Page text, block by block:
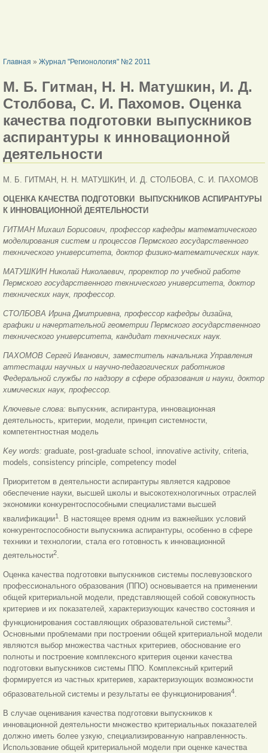
ВЫ ЗДЕСЬ
Главная » Журнал "Регионология" №2 2011
М. Б. Гитман, Н. Н. Матушкин, И. Д.
Столбова, С. И. Пахомов. Оценка
качества подготовки выпускников
аспирантуры к инновационной
деятельности
М. Б. ГИТМАН, Н. Н. МАТУШКИН, И. Д. СТОЛБОВА, С. И. ПАХОМОВ
ОЦЕНКА КАЧЕСТВА ПОДГОТОВКИ
ВЫПУСКНИКОВ АСПИРАНТУРЫ
К ИННОВАЦИОННОЙ ДЕЯТЕЛЬНОСТИ
ГИТМАН Михаил Борисович, профессор кафедры математического
моделирования систем и процессов Пермского государственного
технического университета, доктор физико-математических наук.
МАТУШКИН Николай Николаевич, проректор по учебной работе
Пермского государственного технического университета, доктор
технических наук, профессор.
СТОЛБОВА Ирина Дмитриевна, профессор кафедры дизайна,
графики и начертательной геометрии Пермского государственного
технического университета, кандидат технических наук.
ПАХОМОВ Сергей Иванович, заместитель начальника Управления
аттестации научных и научно-педагогических работников
Федеральной службы по надзору в сфере образования и науки, доктор
химических наук, профессор.
Ключевые слова: выпускник, аспирантура, инновационная
деятельность, критерии, модели, принцип системности,
компетентностная модель
Key words: graduate, post-graduate school, innovative activity, criteria,
models, consistency principle, competency model
Приоритетом в деятельности аспирантуры является кадровое
обеспечение науки, высшей школы и высокотехнологичных отраслей
экономики конкурентоспособными специалистами высшей
квалификации1
. В настоящее время одним из важнейших условий
конкурентоспособности выпускника аспирантуры, особенно в сфере
техники и технологии, стала его готовность к инновационной
деятельности2.
Оценка качества подготовки выпускников системы послевузовского
профессионального образования (ППО) основывается на применении
общей критериальной модели, представляющей собой совокупность
критериев и их показателей, характеризующих качество состояния и
функционирования составляющих образовательной системы3.
Основными проблемами при построении общей критериальной модели
являются выбор множества частных критериев, обоснование его
полноты и построение комплексного критерия оценки качества
подготовки выпускников системы ППО. Комплексный критерий
формируется из частных критериев, характеризующих возможности
образовательной системы и результаты ее функционирования4
В случае оценивания качества подготовки выпускников к
инновационной деятельности множество критериальных показателей
должно иметь более узкую, специализированную направленность.
Использование общей критериальной модели при оценке качества